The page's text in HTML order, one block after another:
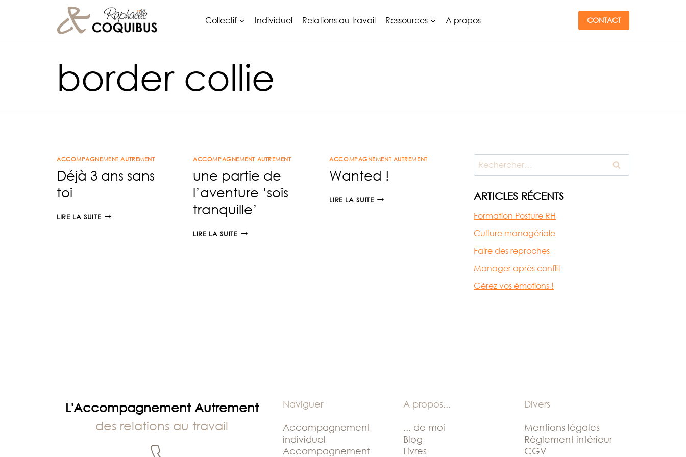
Collectif Individuel Relations au travail Ressources A propos CONTACT
border collie
ACCOMPAGNEMENT AUTREMENT
Déjà 3 ans sans
toi
LIRE LA SUITEDÉJÀ
ACCOMPAGNEMENT AUTREMENT
une partie de
l’aventure ‘sois
tranquille’
LIRE LA SUITEUNE
ACCOMPAGNEMENT AUTREMENT
Wanted !
LIRE LA SUITEWANTED
Rechercher :
ARTICLES RÉCENTS
Formation Posture RH
Culture managériale
Faire des reproches
Manager après conflit
Gérez vos émotions !
L'Accompagnement Autrement
des relations au travail
Naviguer
Accompagnement
individuel
Accompagnement
A propos...
... de moi
Blog
Livres
Divers
Mentions légales
Règlement intérieur
CGV